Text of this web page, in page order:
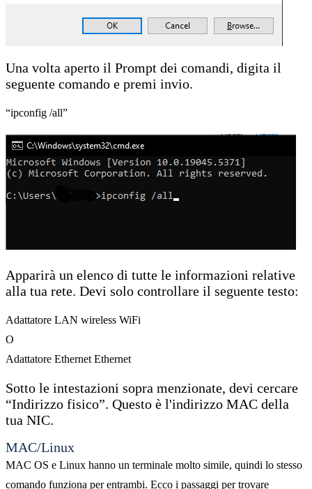
Una volta aperto il Prompt dei comandi, digita il
seguente comando e premi invio.
“ipconfig /all”
Apparirà un elenco di tutte le informazioni relative
alla tua rete. Devi solo controllare il seguente testo:
Adattatore LAN wireless WiFi
O
Adattatore Ethernet Ethernet
Sotto le intestazioni sopra menzionate, devi cercare
“Indirizzo fisico”. Questo è l'indirizzo MAC della
tua NIC.
MAC/Linux
MAC OS e Linux hanno un terminale molto simile, quindi lo stesso
comando funziona per entrambi. Ecco i passaggi per trovare